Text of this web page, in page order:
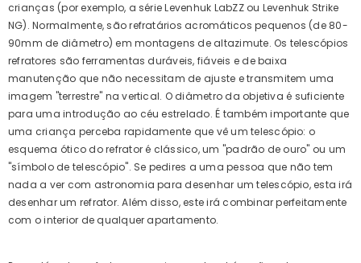
crianças (por exemplo, a série Levenhuk LabZZ ou Levenhuk Strike
NG). Normalmente, são refratários acromáticos pequenos (de 80-
90mm de diâmetro) em montagens de altazimute. Os telescópios
refratores são ferramentas duráveis, fiáveis e de baixa
manutenção que não necessitam de ajuste e transmitem uma
imagem "terrestre" na vertical. O diâmetro da objetiva é suficiente
para uma introdução ao céu estrelado. É também importante que
uma criança perceba rapidamente que vê um telescópio: o
esquema ótico do refrator é clássico, um "padrão de ouro" ou um
"símbolo de telescópio". Se pedires a uma pessoa que não tem
nada a ver com astronomia para desenhar um telescópio, esta irá
desenhar um refrator. Além disso, este irá combinar perfeitamente
com o interior de qualquer apartamento.